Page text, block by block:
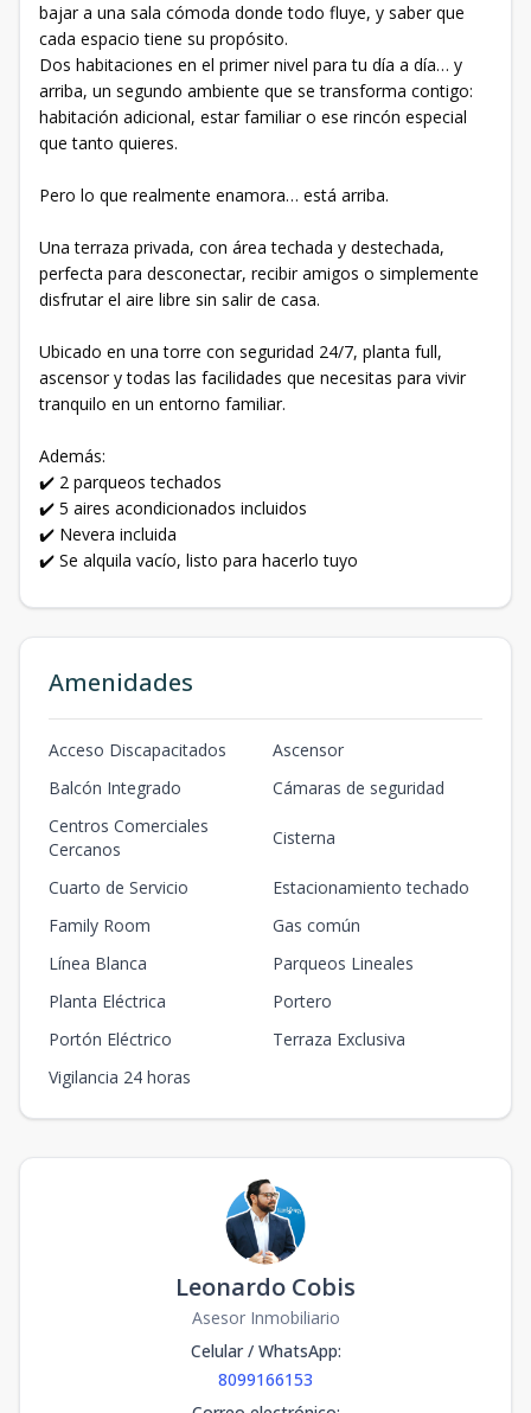
bajar a una sala cómoda donde todo fluye, y saber que
cada espacio tiene su propósito.
Dos habitaciones en el primer nivel para tu día a día… y
arriba, un segundo ambiente que se transforma contigo:
habitación adicional, estar familiar o ese rincón especial
que tanto quieres.
Pero lo que realmente enamora… está arriba.
Una terraza privada, con área techada y destechada,
perfecta para desconectar, recibir amigos o simplemente
disfrutar el aire libre sin salir de casa.
Ubicado en una torre con seguridad 24/7, planta full,
ascensor y todas las facilidades que necesitas para vivir
tranquilo en un entorno familiar.
Además:
✔️ 2 parqueos techados
✔️ 5 aires acondicionados incluidos
✔️ Nevera incluida
✔️ Se alquila vacío, listo para hacerlo tuyo
Amenidades
Acceso Discapacitados
Ascensor
Balcón Integrado
Cámaras de seguridad
Centros Comerciales
Cercanos
Cisterna
Cuarto de Servicio
Estacionamiento techado
Family Room
Gas común
Línea Blanca
Parqueos Lineales
Planta Eléctrica
Portero
Portón Eléctrico
Terraza Exclusiva
Vigilancia 24 horas
Leonardo Cobis
Asesor Inmobiliario
Celular / WhatsApp:
8099166153